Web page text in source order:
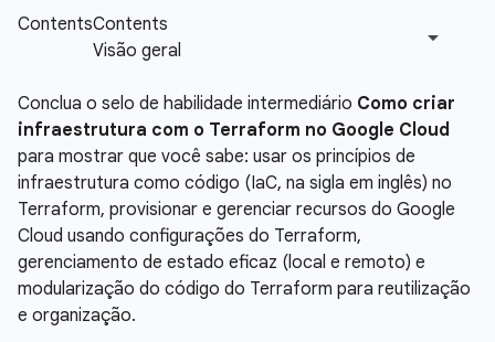
Conclua o selo de habilidade intermediário Como criar
infraestrutura com o Terraform no Google Cloud
para mostrar que você sabe: usar os princípios de
infraestrutura como código (IaC, na sigla em inglês) no
Terraform, provisionar e gerenciar recursos do Google
Cloud usando configurações do Terraform,
gerenciamento de estado eficaz (local e remoto) e
modularização do código do Terraform para reutilização
e organização.